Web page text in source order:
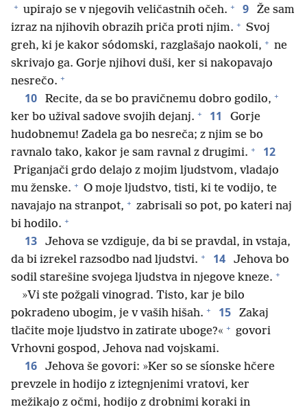
+ upirajo se v njegovih veličastnih očeh. + 9
Že sam
izraz na njihovih obrazih priča proti njim. + Svoj
greh, ki je kakor sódomski, razglašajo naokoli, + ne
skrivajo ga. Gorje njihovi duši, ker si nakopavajo
nesrečo. +
10 Recite, da se bo pravičnemu dobro godilo, +
ker bo užival sadove svojih dejanj. + 11
Gorje
hudobnemu! Zadela ga bo nesreča; z njim se bo
ravnalo tako, kakor je sam ravnal z drugimi. + 12
Priganjači grdo delajo z mojim ljudstvom, vladajo
mu ženske. + O moje ljudstvo, tisti, ki te vodijo, te
navajajo na stranpot, + zabrisali so pot, po kateri naj
bi hodilo. +
13
Jehova se vzdiguje, da bi se pravdal, in vstaja,
da bi izrekel razsodbo nad ljudstvi. + 14
Jehova bo
sodil starešine svojega ljudstva in njegove kneze. +
»Vi ste požgali vinograd. Tisto, kar je bilo
pokradeno ubogim, je v vaših hišah. + 15
Zakaj
tlačite moje ljudstvo in zatirate uboge?« + govori
Vrhovni gospod, Jehova nad vojskami.
16
Jehova še govori: »Ker so se síonske hčere
prevzele in hodijo z iztegnjenimi vratovi, ker
mežikajo z očmi, hodijo z drobnimi koraki in